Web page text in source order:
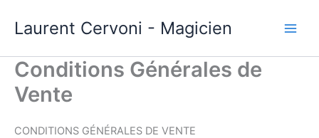
Laurent Cervoni - Magicien
Conditions Générales de
Vente
CONDITIONS GÉNÉRALES DE VENTE